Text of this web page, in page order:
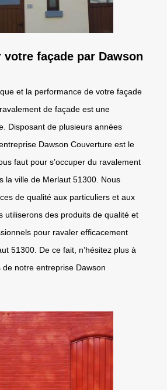
votre façade par Dawson
et la performance de votre façade
de façade est une
Disposant de plusieurs années
Dawson Couverture est le
faut pour s’occuper du ravalement
la ville de Merlaut 51300. Nous
de qualité aux particuliers et aux
utiliserons des produits de qualité et
pour ravaler efficacement
51300. De ce fait, n’hésitez plus à
notre entreprise Dawson